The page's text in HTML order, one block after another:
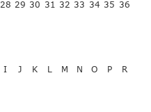
28 29 30 31 32 33 34 35 36
I J K L M N O P
R